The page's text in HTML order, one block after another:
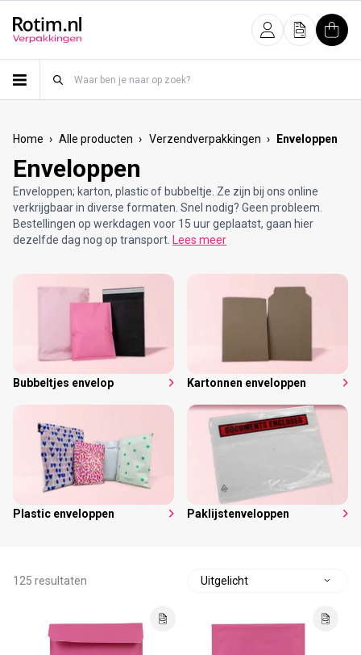
InloggenOfferte
Home › Alle producten › Verzendverpakkingen › Enveloppen
Enveloppen
Enveloppen; karton, plastic of bubbeltje. Ze zijn bij ons online
verkrijgbaar in diverse formaten. Snel nodig? Geen probleem.
Bestellingen op werkdagen voor 15 uur geplaatst, gaan hier
dezelfde dag nog op transport. Lees meer
Bubbeltjes envelop Kartonnen enveloppen
Plastic enveloppen Paklijstenveloppen
125 resultaten